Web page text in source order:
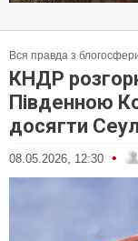
Вся правда з
КНДР
Південною
досягти
08.05.2026, 12:30 •